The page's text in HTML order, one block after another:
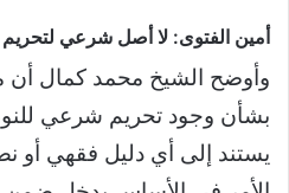
أمين الفتوى: لا أصل شرعي لتحريم
وأوضح الشيخ محمد كمال أن
بشأن وجود تحريم شرعي للنوم
يستند إلى أي دليل فقهي أو